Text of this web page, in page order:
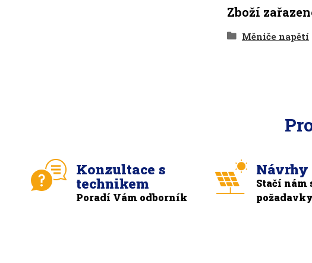
Zboží
Měniče napětí
Konzultace s
technikem
Poradí Vám odborník
Návrhy
Stačí nám
požadavky